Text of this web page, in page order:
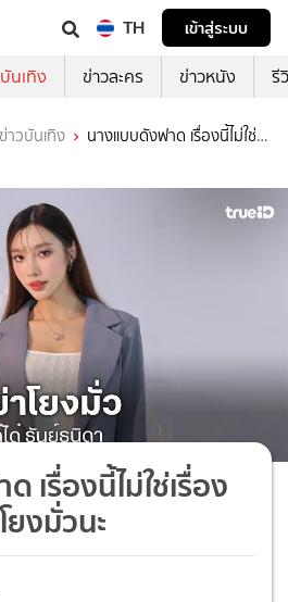
TH
เข้าสู่ระบบ
นเทิง ข่าวละคร ข่าวหนัง รี
ข่าวบันเทิง
นางแบบดังฟาด เรื่องนี้ไม่ใช่
เรื่องนี้ไม่ใช่เรื่อง
งมั่วนะ